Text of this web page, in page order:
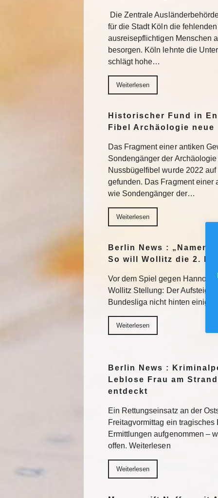
Die Zentrale
für die Stadt Köln die
ausreisepflichtigen Menschen
besorgen. Köln lehnte die
schlägt hohe…
Weiterlesen
Historischer Fund in
Fibel Archäologie
Das Fragment einer antiken
Sondengänger der
Nussbügelfibel wurde 2022
gefunden. Das Fragment einer
wie Sondengänger der…
Weiterlesen
Berlin News : „Namen
So will Wollitz die 2.
Vor dem Spiel gegen
Wollitz Stellung: Der
Bundesliga nicht hinten
Weiterlesen
Berlin News :
Leblose Frau am
entdeckt
Ein Rettungseinsatz an der
Freitagvormittag ein
Ermittlungen aufgenommen –
offen. Weiterlesen
Weiterlesen